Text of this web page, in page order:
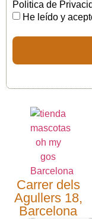
Politica de
He leído y
Carrer dels
Agullers 18,
Barcelona